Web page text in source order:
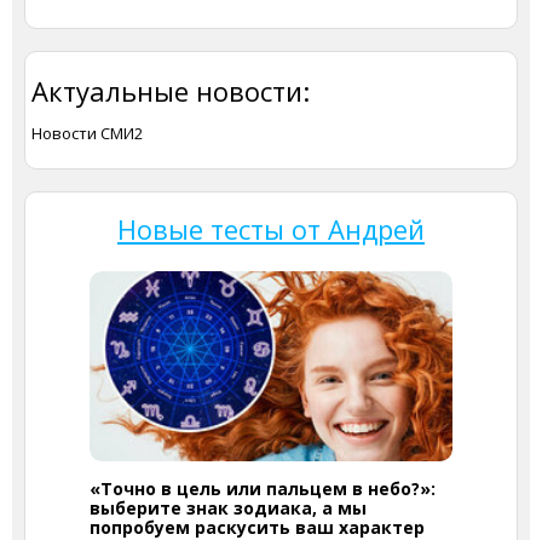
Актуальные новости:
Новости СМИ2
Новые тесты от Андрей
«Точно в цель или пальцем в небо?»:
выберите знак зодиака, а мы
попробуем раскусить ваш характер